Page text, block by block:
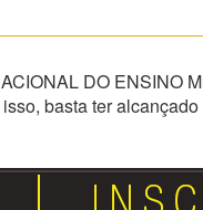
DO ENSINO
isso, basta ter